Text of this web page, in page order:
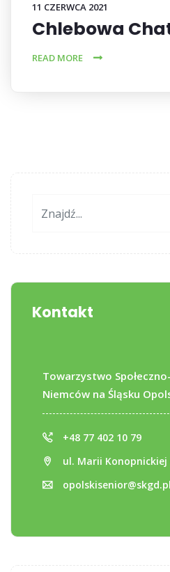
11 CZERWCA 2021
Chlebowa
READ MORE
Kontakt
Towarzystwo
Niemców na Śląsku
+48 77 402 10 79
ul. Marii Konopnickiej
opolskisenior@skgd.pl